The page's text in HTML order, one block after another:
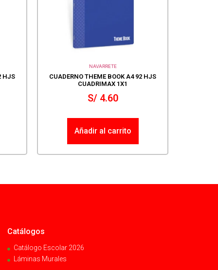
HJS
NAVARRETE
CUADERNO THEME BOOK A4 92 HJS
CUADRIMAX 1X1
S/4.60
Añadir al carrito
Catálogos
Catálogo Escolar 2026
Láminas Murales